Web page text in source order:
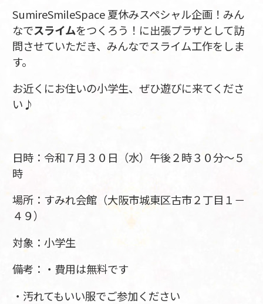
SumireSmileSpace 夏休みスペシャル企画！みん
なでスライムをつくろう！に出張プラザとして訪
問させていただき、みんなでスライム工作をしま
す。
お近くにお住いの小学生、ぜひ遊びに来てくださ
い♪
日時：令和７月３０日（水）午後２時３０分～５
時
場所：すみれ会館（大阪市城東区古市２丁目１－
４９）
対象：小学生
備考：・費用は無料です
・汚れてもいい服でご参加ください